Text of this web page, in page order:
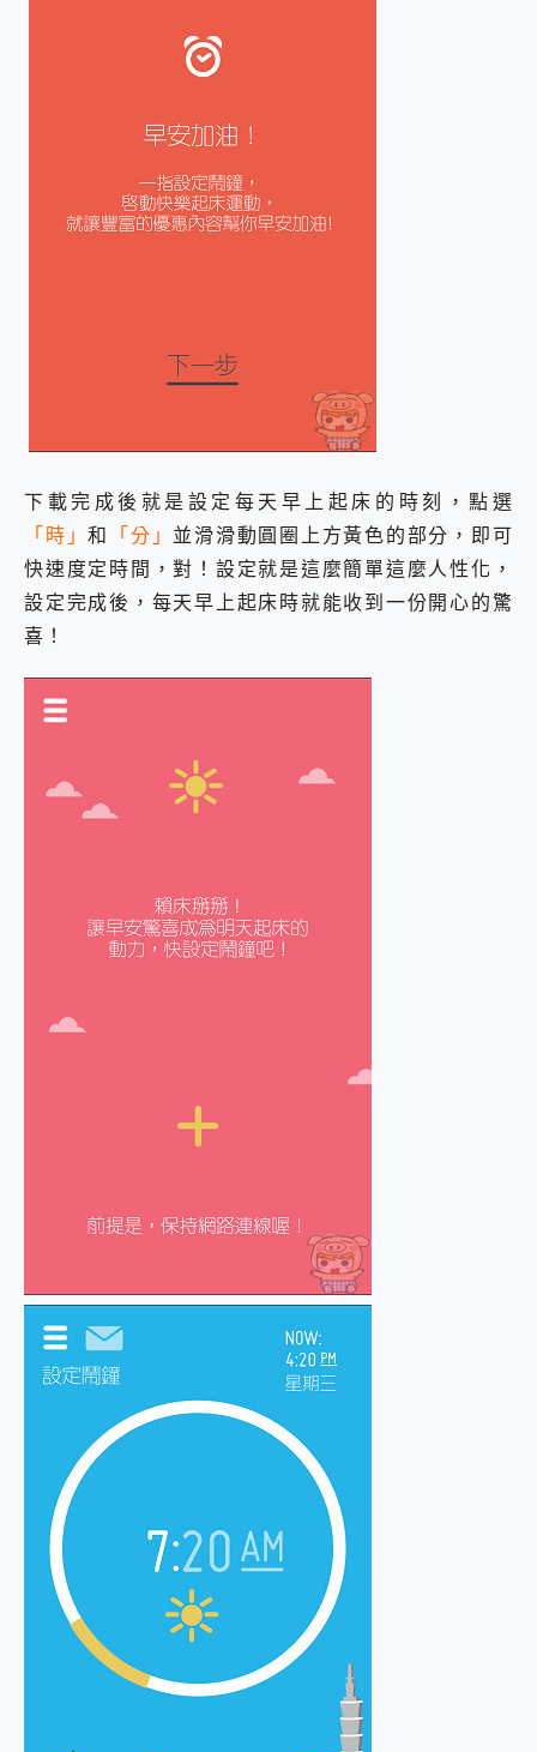
下載完成後就是設定每天早上起床的時刻，點選
「時」和 「分」 並滑滑動圓圈上方黃色的部分，即可
快速度定時間，對！設定就是這麼簡單這麼人性化，
設定完成後，每天早上起床時就能收到一份開心的驚
喜！